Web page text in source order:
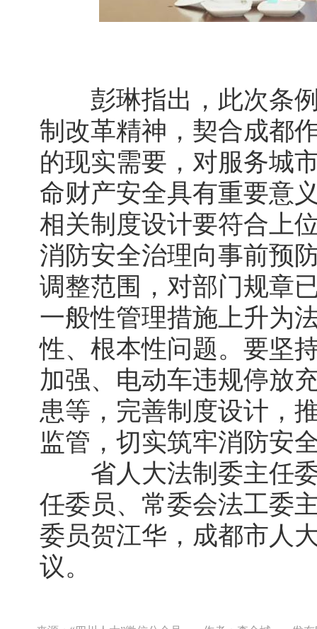
彭琳指出，此次条例
制改革精神，契合成都
的现实需要，对服务城
命财产安全具有重要意
相关制度设计要符合上
消防安全治理向事前预
调整范围，对部门规章
一般性管理措施上升为
性、根本性问题。要坚
加强、电动车违规停放
患等，完善制度设计，
监管，切实筑牢消防安
省人大法制委主任委
任委员、常委会法工委
委员贺江华，成都市人
议。